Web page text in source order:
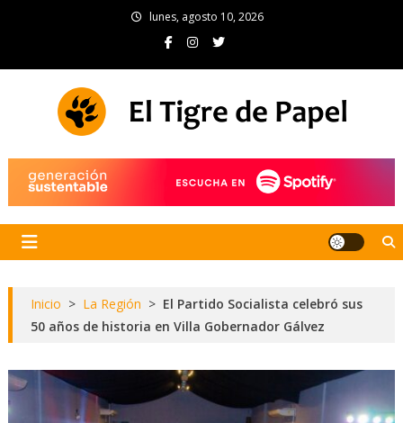
lunes, agosto 10, 2026
Inicio > La Región > El Partido Socialista celebró sus
50 años de historia en Villa Gobernador Gálvez